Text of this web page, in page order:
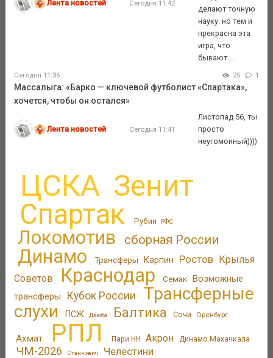
Лента новостей Сегодня 11:42
делают точную
науку. но тем и
прекрасна эта
игра, что
бывают ...
Сегодня 11:36 25 1
Массалыга: «Барко — ключевой футболист «Спартака»,
хочется, чтобы он остался»
Лента новостей Сегодня 11:41
Листопад 56, ты
просто
неугомонный))))
ЦСКА Зенит
Спартак Рубин РФС
Локомотив сборная России
Динамо Трансферы Карпин Ростов Крылья
Советов
Краснодар Семак Возможные
трансферы
Кубок России
Трансферные
слухи
ПСЖ Дзюба Балтика Сочи Оренбург
Ахмат РПЛ Пари НН Акрон Динамо Махачкала
ЧМ-2026 Станкович Челестини